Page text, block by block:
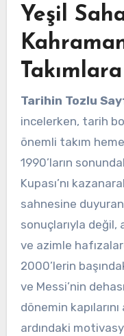
Yeşil
Tarihin Tozlu
incelerken, tarih
önemli takım
1990’ların
Kupası’nı
sahnesine duyuran
sonuçlarıyla değil,
ve azimle
2000’lerin
ve Messi’nin
dönemin
ardındaki